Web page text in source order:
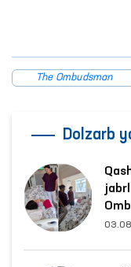
The Ombudsman
Dolzarb